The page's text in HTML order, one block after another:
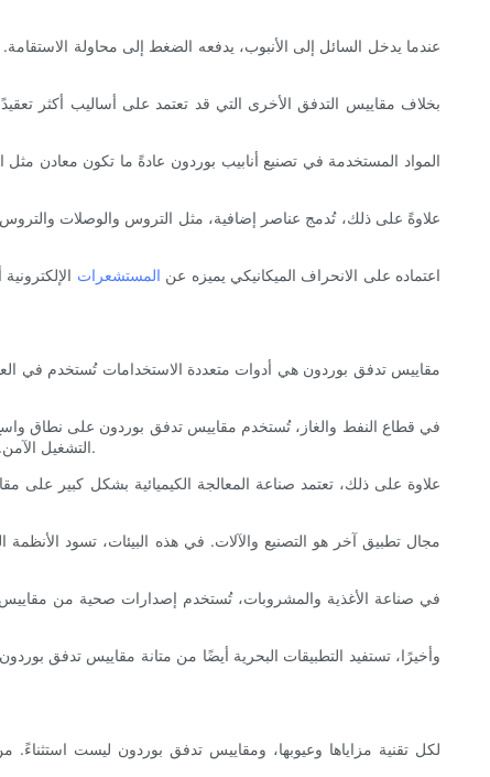
عندما يدخل السائل إلى الأنبوب، يدفعه الضغط إلى محاولة
بخلاف مقاييس التدفق الأخرى التي قد تعتمد على أساليب أكثر
المواد المستخدمة في تصنيع أنابيب بوردون عادةً ما تكون معادن مثل
علاوةً على ذلك، تُدمج عناصر إضافية، مثل التروس والوصلات
اعتماده على الانحراف الميكانيكي يميزه عن المستشعرات
مقاييس تدفق بوردون هي أدوات متعددة الاستخدامات تُستخدم في
في قطاع النفط والغاز، تُستخدم مقاييس تدفق بوردون على نطاق واسع
التشغيل الآمن. إن البنية المتينة لمقاييس بوردون، والتي غالبًا ما تكون مزودة بميزات أمان إضافية مثل أقراص الحماية من الانفجار، تجعلها مناسبة لهذه البيئات القاسية.
علاوة على ذلك، تعتمد صناعة المعالجة الكيميائية بشكل كبير على
مجال تطبيق آخر هو التصنيع والآلات. في هذه البيئات، تسود
في صناعة الأغذية والمشروبات، تُستخدم إصدارات صحية من مقاييس
وأخيرًا، تستفيد التطبيقات البحرية أيضًا من متانة مقاييس تدفق
لكل تقنية مزاياها وعيوبها، ومقاييس تدفق بوردون ليست استثناءً.